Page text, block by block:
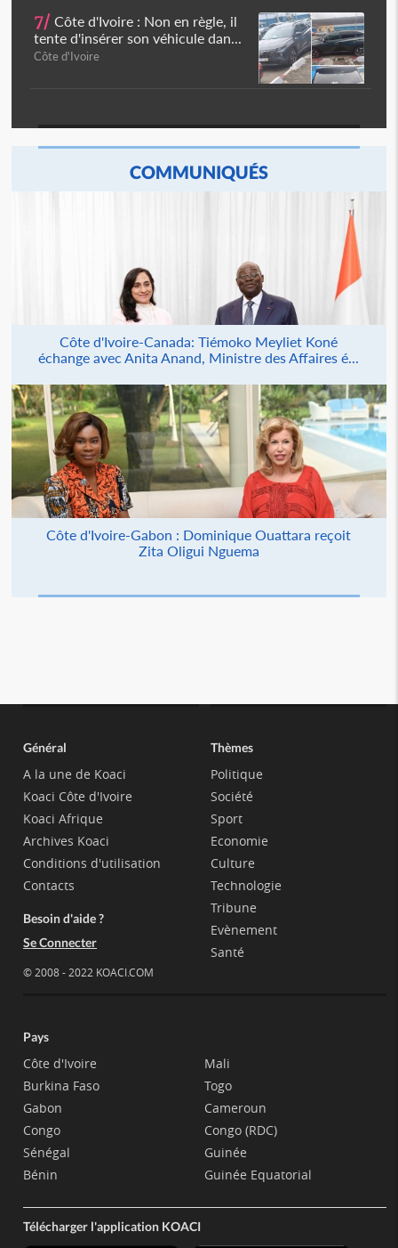
7/ Côte d'Ivoire : Non en règle, il
tente d'insérer son véhicule dan...
Côte d'Ivoire
COMMUNIQUÉS
Côte d'Ivoire-Canada: Tiémoko Meyliet Koné
échange avec Anita Anand, Ministre des Affaires é...
Côte d'Ivoire-Gabon : Dominique Ouattara reçoit
Zita Oligui Nguema
Général
A la une de Koaci
Koaci Côte d'Ivoire
Koaci Afrique
Archives Koaci
Conditions d'utilisation
Contacts
Besoin d'aide ?
Se Connecter
© 2008 - 2022 KOACI.COM
Thèmes
Politique
Société
Sport
Economie
Culture
Technologie
Tribune
Evènement
Santé
Pays
Côte d'Ivoire
Burkina Faso
Gabon
Congo
Sénégal
Bénin
Mali
Togo
Cameroun
Congo (RDC)
Guinée
Guinée Equatorial
Télécharger l'application KOACI